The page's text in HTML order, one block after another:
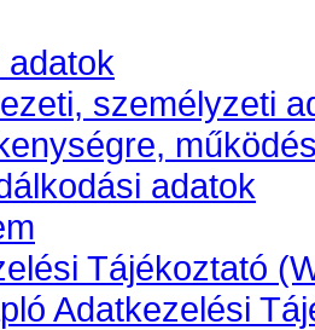
adatok
személyzeti
adatok
Tájékoztató
Adatkezelési